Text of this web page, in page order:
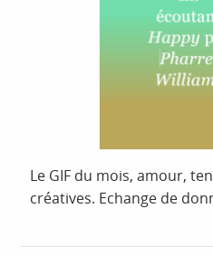
Le GIF du mois, amour,
créatives. Echange de